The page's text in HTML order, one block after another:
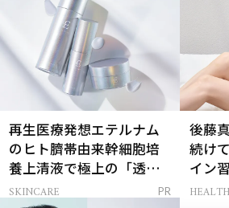
再生医療発想エテルナム
のヒト臍帯由来幹細胞培
養上清液で極上の「透明
感ハリ肌」へ
SKINCARE PR
後藤
続け
イン
支え
HEALTH